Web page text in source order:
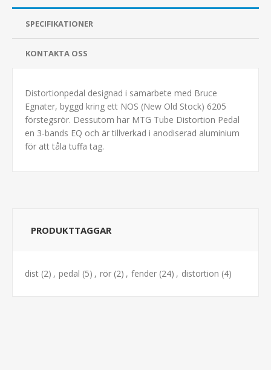
SPECIFIKATIONER
KONTAKTA OSS
Distortionpedal designad i samarbete med Bruce
Egnater, byggd kring ett NOS (New Old Stock) 6205
förstegsrör. Dessutom har MTG Tube Distortion Pedal
en 3-bands EQ och är tillverkad i anodiserad aluminium
för att tåla tuffa tag.
PRODUKTTAGGAR
dist (2) , pedal (5) , rör (2) , fender (24) , distortion (4)